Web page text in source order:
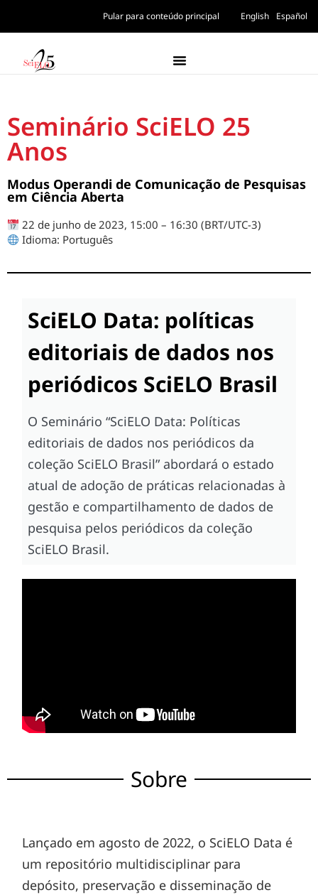
Pular para conteúdo principal English Español
Seminário SciELO 25
Anos
Modus Operandi de Comunicação de Pesquisas
em Ciência Aberta
22 de junho de 2023, 15:00 – 16:30 (BRT/UTC-3)
Idioma: Português
SciELO Data: políticas
editoriais de dados nos
periódicos SciELO Brasil
O Seminário “SciELO Data: Políticas
editoriais de dados nos periódicos da
coleção SciELO Brasil” abordará o estado
atual de adoção de práticas relacionadas à
gestão e compartilhamento de dados de
pesquisa pelos periódicos da coleção
SciELO Brasil.
Sobre
Lançado em agosto de 2022, o SciELO Data é
um repositório multidisciplinar para
depósito, preservação e disseminação de